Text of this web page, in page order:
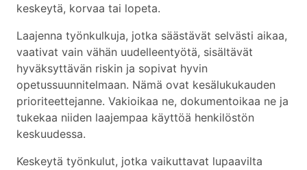
keskeytä, korvaa tai lopeta.
Laajenna työnkulkuja, jotka säästävät selvästi aikaa,
vaativat vain vähän uudelleentyötä, sisältävät
hyväksyttävän riskin ja sopivat hyvin
opetussuunnitelmaan. Nämä ovat kesälukukauden
prioriteettejanne. Vakioikaa ne, dokumentoikaa ne ja
tukekaa niiden laajempaa käyttöä henkilöstön
keskuudessa.
Keskeytä työnkulut, jotka vaikuttavat lupaavilta